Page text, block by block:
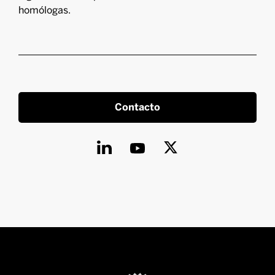
homólogas.
Contacto